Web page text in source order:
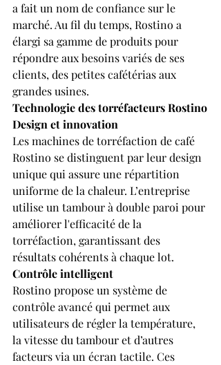
a fait un nom de confiance sur le
marché. Au fil du temps, Rostino a
élargi sa gamme de produits pour
répondre aux besoins variés de ses
clients, des petites cafétérias aux
grandes usines.
Technologie des torréfacteurs Rostino
Design et innovation
Les machines de torréfaction de café
Rostino se distinguent par leur design
unique qui assure une répartition
uniforme de la chaleur. L’entreprise
utilise un tambour à double paroi pour
améliorer l'efficacité de la
torréfaction, garantissant des
résultats cohérents à chaque lot.
Contrôle intelligent
Rostino propose un système de
contrôle avancé qui permet aux
utilisateurs de régler la température,
la vitesse du tambour et d’autres
facteurs via un écran tactile. Ces